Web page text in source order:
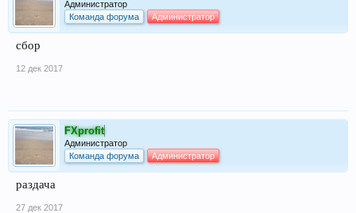
Администратор
Команда форума
Администратор
сбор
12 дек 2017
FXprofit
Администратор
Команда форума
Администратор
раздача
27 дек 2017